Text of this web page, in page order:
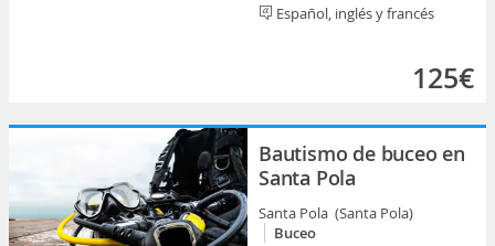
Español, inglés y francés
125€
Bautismo de buceo en
Santa Pola
Santa Pola (Santa Pola)
Buceo